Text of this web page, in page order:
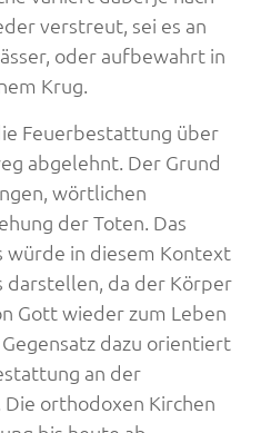
verstreut, sei es an
oder aufbewahrt in
Krug.
Feuerbestattung über
abgelehnt. Der Grund
wörtlichen
der Toten. Das
würde in diesem Kontext
darstellen, da der Körper
Gott wieder zum Leben
dazu orientiert
an der
orthodoxen Kirchen